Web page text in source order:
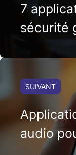
7
sécurité
SUIVANT
audio